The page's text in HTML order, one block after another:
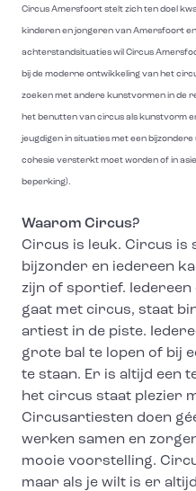
Circus Amersfoort stelt zich ten doel
kinderen en jongeren van Amersfoort
achterstandsituaties wil Circus
bij de moderne ontwikkeling van het
zoeken met andere kunstvormen in de
het benutten van circus als kunstvorm
jeugdigen in situaties met een
cohesie versterkt moet worden of in
beperking).
Waarom Circus?
Circus is leuk. Circus is
bijzonder en iedereen
zijn of sportief. Iedereen
gaat met circus, staat
artiest in de piste.
grote bal te lopen of bij
te staan. Er is altijd een
het circus staat plezier
Circusartiesten doen
werken samen en
mooie voorstelling.
maar als je wilt is er